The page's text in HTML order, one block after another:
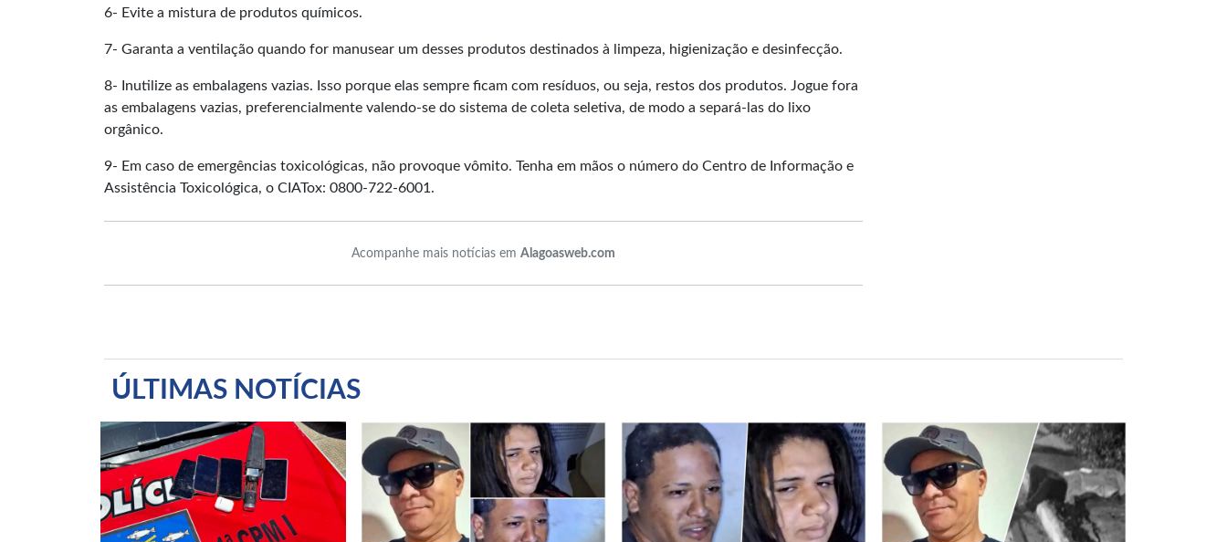
6- Evite a mistura de produtos químicos.
7- Garanta a ventilação quando for manusear um desses produtos destinados à limpeza, higienização e desinfecção.
8- Inutilize as embalagens vazias. Isso porque elas sempre ficam com resíduos, ou seja, restos dos produtos. Jogue fora
as embalagens vazias, preferencialmente valendo-se do sistema de coleta seletiva, de modo a separá-las do lixo
orgânico.
9- Em caso de emergências toxicológicas, não provoque vômito. Tenha em mãos o número do Centro de Informação e
Assistência Toxicológica, o CIATox: 0800-722-6001.
Acompanhe mais notícias em Alagoasweb.com
ÚLTIMAS NOTÍCIAS